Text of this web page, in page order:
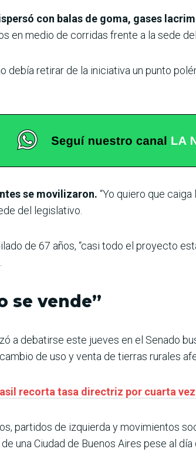
con balas de goma, gases
en medio de corridas frente a la sede
debía retirar de la iniciativa un punto
se movilizaron. “Yo quiero que
del legislativo.
de 67 años, “casi todo el proyecto
se vende”
a debatirse este jueves en el Senado
de uso y venta de tierras rurales
recorta tasa directriz por cuarta
partidos de izquierda y movimientos
una Ciudad de Buenos Aires pese al día